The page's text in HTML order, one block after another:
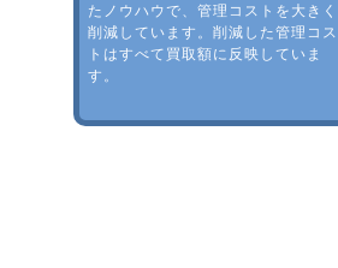
たノウハウで、管理コストを大きく
削減しています。削減した管理コス
トはすべて買取額に反映していま
す。